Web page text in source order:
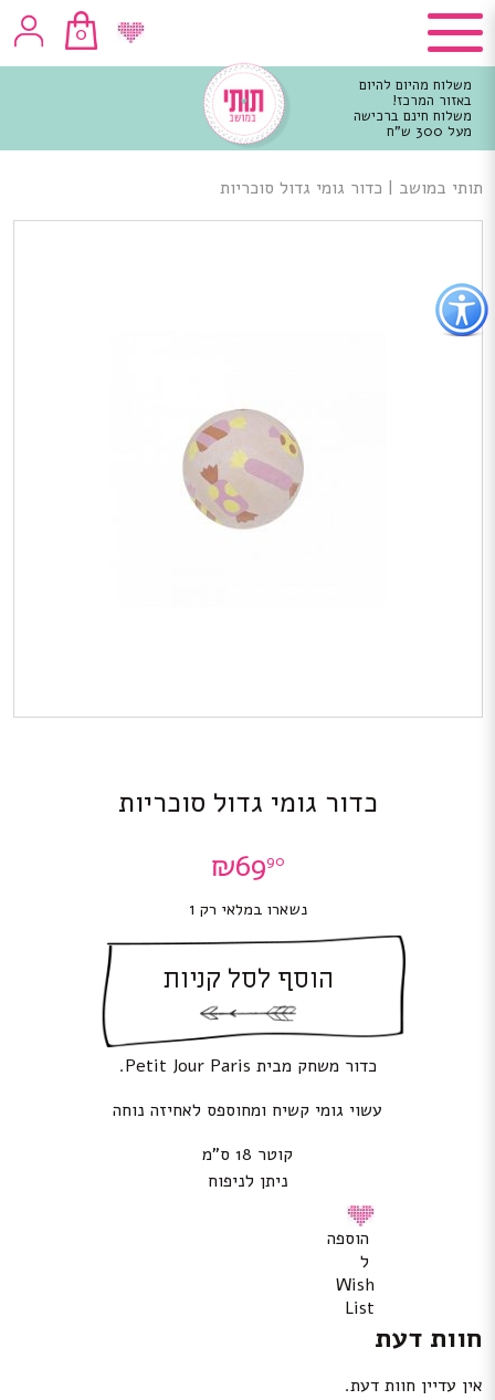
כפתור
לפתיחת
תפריט
נגישות
0
משלוח מהיום להיום
באזור המרכז!
משלוח חינם ברכישה
מעל 300 ש"ח
מרכזי
תותי במושב | כדור גומי גדול סוכריות
כדור גומי גדול סוכריות
₪6990
נשארו במלאי רק 1
הוסף לסל קניות
כדור משחק מבית Petit Jour Paris.
עשוי גומי קשיח ומחוספס לאחיזה נוחה
קוטר 18 ס”מ
ניתן לניפוח
הוספה
ל
Wish
List
חוות דעת
אין עדיין חוות דעת.